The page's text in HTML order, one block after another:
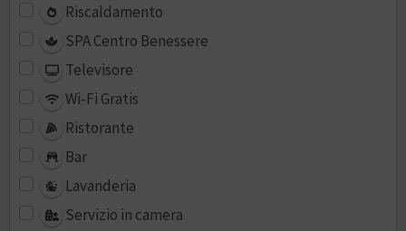
Riscaldamento
SPA Centro Benessere
Televisore
Wi-Fi Gratis
Ristorante
Bar
Lavanderia
Servizio in camera